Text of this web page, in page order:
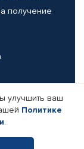
получение
улучшить ваш
Политике
.